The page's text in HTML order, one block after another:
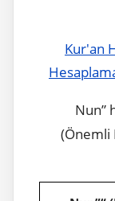
Kur'an
) (N)
(Önemli